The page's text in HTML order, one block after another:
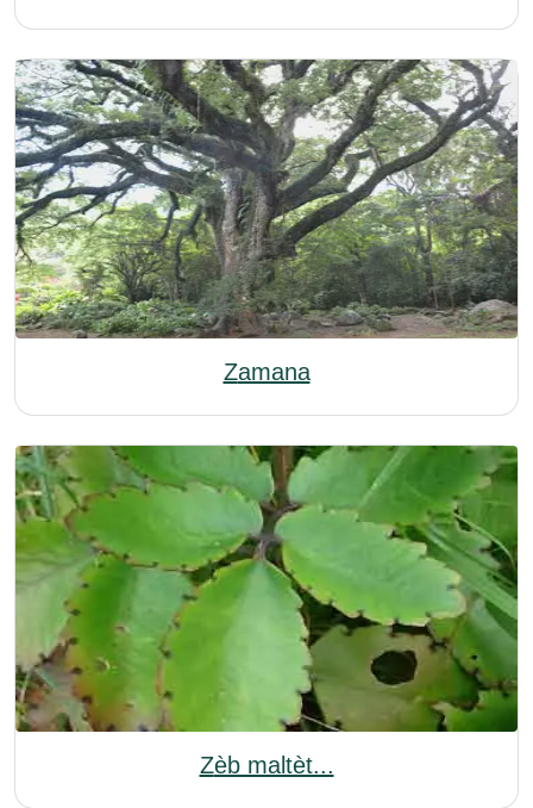
Zamana
Zèb maltèt...